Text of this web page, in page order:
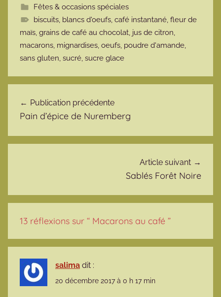
Fêtes & occasions spéciales
biscuits, blancs d'oeufs, café instantané, fleur de
maïs, grains de café au chocolat, jus de citron,
macarons, mignardises, oeufs, poudre d'amande,
sans gluten, sucré, sucre glace
Publication précédente
Pain d’épice de Nuremberg
Article suivant
Sablés Forêt Noire
13 réflexions sur “ Macarons au café ”
salima dit :
20 décembre 2017 à 0 h 17 min